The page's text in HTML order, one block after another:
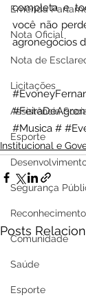
Emenda
Nota Oficial
Nota de
Licitações
Assistência
Esporte
Segurança
Comunidade
Saúde
Esporte
completa e
você não
agronegócios
#Musica #
Institucional e
Posts